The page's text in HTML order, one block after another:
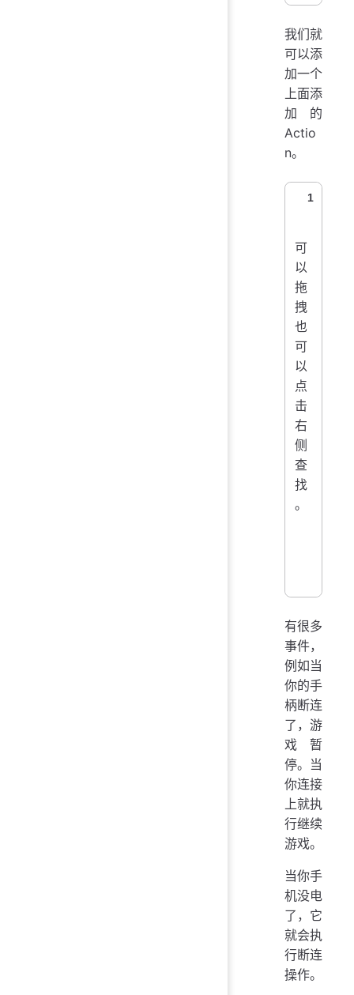
我们就
可以添
加一个
上面添
加的
Actio
n。
1
可
以
拖
拽
也
可
以
点
击
右
侧
查
找
。
有很多
事件，
例如当
你的手
柄断连
了，游
戏暂
停。当
你连接
上就执
行继续
游戏。
当你手
机没电
了，它
就会执
行断连
操作。